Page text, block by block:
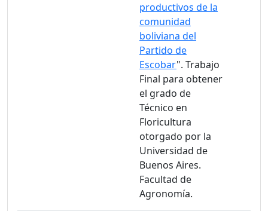
productivos de la
comunidad
boliviana del
Partido de
Escobar". Trabajo
Final para obtener
el grado de
Técnico en
Floricultura
otorgado por la
Universidad de
Buenos Aires.
Facultad de
Agronomía.